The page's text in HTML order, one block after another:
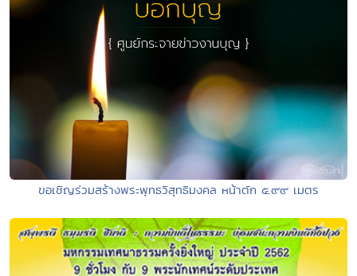
ขอเชิญร่วมสร้างพระพุทธวิสุทธิมงคล หน้าตัก ๕.๙๙ เมตร